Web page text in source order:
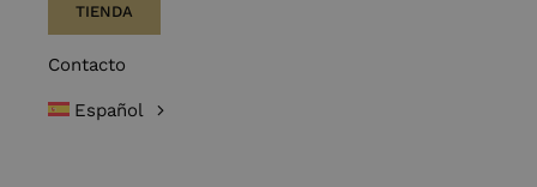
TIENDA
Contacto
Español